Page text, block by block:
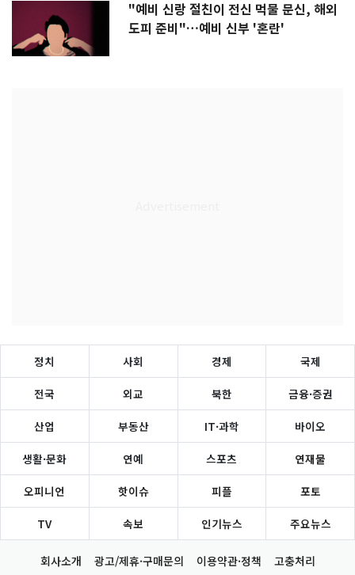
"예비 신랑 절친이 전신 먹물 문신, 해외
도피 준비"…예비 신부 '혼란'
정치 사회 경제 국제
전국 외교 북한 금융·증권
산업 부동산 IT·과학 바이오
생활·문화 연예 스포츠 연재물
오피니언 핫이슈 피플 포토
TV 속보 인기뉴스 주요뉴스
회사소개 광고/제휴·구매문의 이용약관·정책 고충처리